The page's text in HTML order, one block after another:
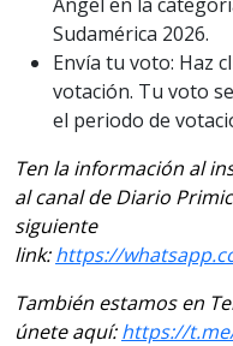
Sudamérica 2026.
Envía tu voto: Haz
votación. Tu voto
el periodo de
Ten la información al
al canal de Diario
siguiente
link:https://
También estamos en
únete aquí:https://